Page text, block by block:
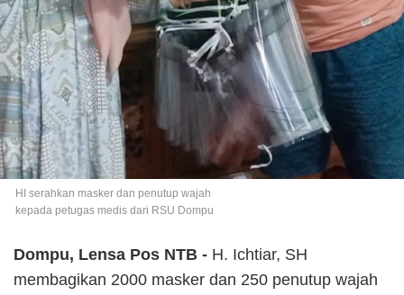
HI serahkan masker dan penutup wajah
kepada petugas medis dari RSU Dompu
Dompu, Lensa Pos NTB - H. Ichtiar, SH
membagikan 2000 masker dan 250 penutup wajah